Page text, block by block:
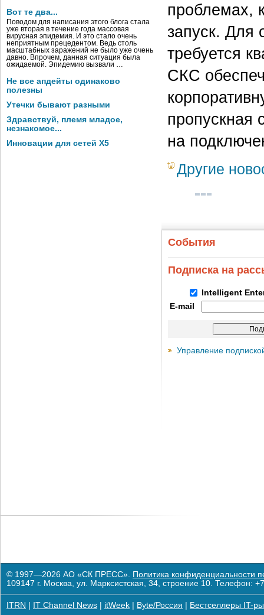
Вот те два...
Поводом для написания этого блога стала
уже вторая в течение года массовая
вирусная эпидемия. И это стало очень
неприятным прецедентом. Ведь столь
масштабных заражений не было уже очень
давно. Впрочем, данная ситуация была
ожидаемой. Эпидемию вызвали …
Не все апдейты одинаково
полезны
Утечки бывают разными
Здравствуй, племя младое,
незнакомое...
Инновации для сетей X5
проблемах,
запуск. Для
требуется
СКС
пропускная
на
Другие
События
Подписка на
Intelligent
E-mail
Управление
© 1997—2026 АО «СК ПРЕСС». Политика конфиденциальности
109147 г. Москва, ул. Марксистская, 34, строение 10. Телефон:
ITRN IT Channel News itWeek Byte/Россия Бестселлеры IT-